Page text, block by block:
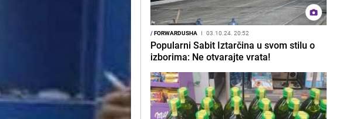
/FORWARDUSHA I 03.10.24. 20:52
Popularni Sabit Iztarčina u svom stilu o
izborima: Ne otvarajte vrata!